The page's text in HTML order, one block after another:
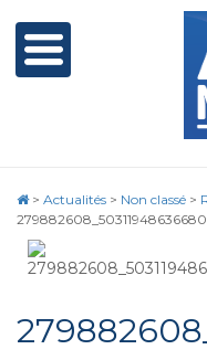
> Actualités > Non classé >